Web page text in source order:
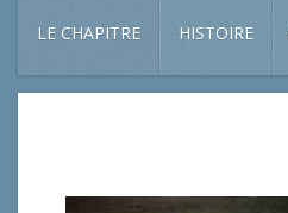
LE CHAPITRE HISTOIRE